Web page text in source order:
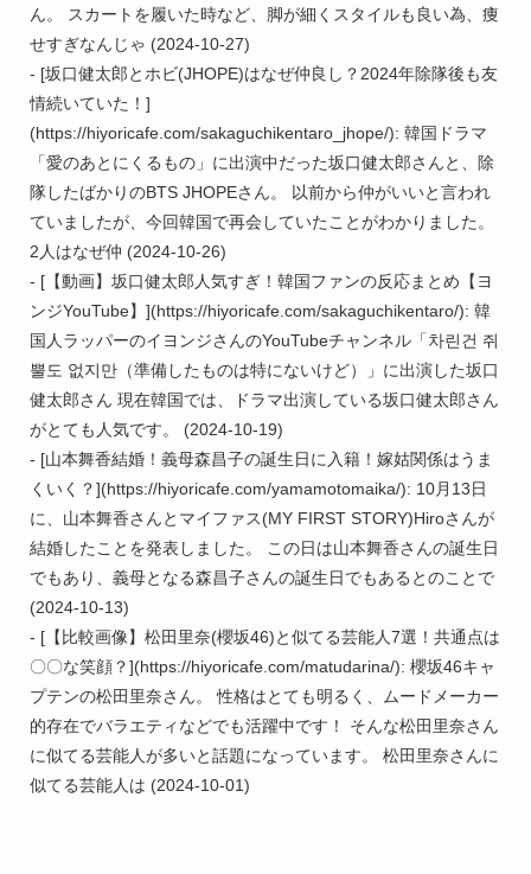
ん。 スカートを履いた時など、脚が細くスタイルも良い為、痩
せすぎなんじゃ (2024-10-27)
- [坂口健太郎とホビ(JHOPE)はなぜ仲良し？2024年除隊後も友
情続いていた！]
(https://hiyoricafe.com/sakaguchikentaro_jhope/): 韓国ドラマ
「愛のあとにくるもの」に出演中だった坂口健太郎さんと、除
隊したばかりのBTS JHOPEさん。 以前から仲がいいと言われ
ていましたが、今回韓国で再会していたことがわかりました。
2人はなぜ仲 (2024-10-26)
- [【動画】坂口健太郎人気すぎ！韓国ファンの反応まとめ【ヨ
ンジYouTube】](https://hiyoricafe.com/sakaguchikentaro/): 韓
国人ラッパーのイヨンジさんのYouTubeチャンネル「차린건 쥐
뿔도 없지만（準備したものは特にないけど）」に出演した坂口
健太郎さん 現在韓国では、ドラマ出演している坂口健太郎さん
がとても人気です。 (2024-10-19)
- [山本舞香結婚！義母森昌子の誕生日に入籍！嫁姑関係はうま
くいく？](https://hiyoricafe.com/yamamotomaika/): 10月13日
に、山本舞香さんとマイファス(MY FIRST STORY)Hiroさんが
結婚したことを発表しました。 この日は山本舞香さんの誕生日
でもあり、義母となる森昌子さんの誕生日でもあるとのことで
(2024-10-13)
- [【比較画像】松田里奈(櫻坂46)と似てる芸能人7選！共通点は
〇〇な笑顔？](https://hiyoricafe.com/matudarina/): 櫻坂46キャ
プテンの松田里奈さん。 性格はとても明るく、ムードメーカー
的存在でバラエティなどでも活躍中です！ そんな松田里奈さん
に似てる芸能人が多いと話題になっています。 松田里奈さんに
似てる芸能人は (2024-10-01)